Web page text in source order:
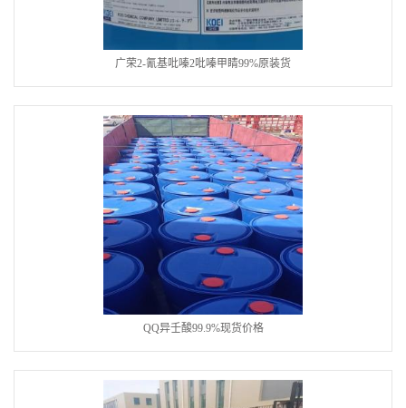
广荣2-氰基吡嗪2吡嗪甲睛99%原装货
QQ异壬酸99.9%现货价格